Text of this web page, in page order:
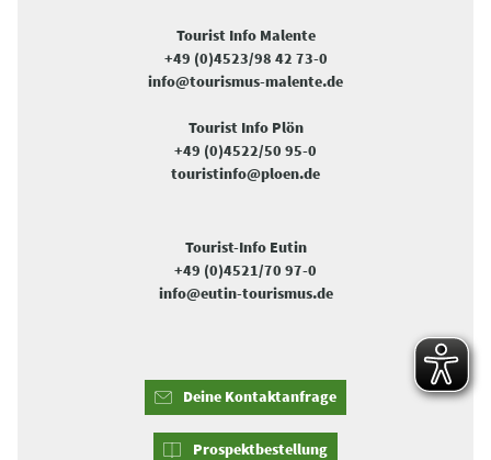
Tourist Info Malente
+49 (0)4523/98 42 73-0
info@tourismus-malente.de
Tourist Info Plön
+49 (0)4522/50 95-0
touristinfo@ploen.de
Tourist-Info Eutin
+49 (0)4521/70 97-0
info@eutin-tourismus.de
Deine Kontaktanfrage
Prospektbestellung